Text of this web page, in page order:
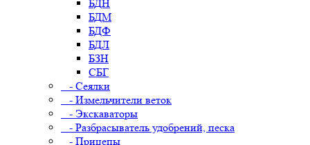
БДН
БДМ
БДФ
БДЛ
БЗН
СБГ
- Сеялки
- Измельчители веток
- Экскаваторы
- Разбрасыватель удобрений, песка
- Прицепы